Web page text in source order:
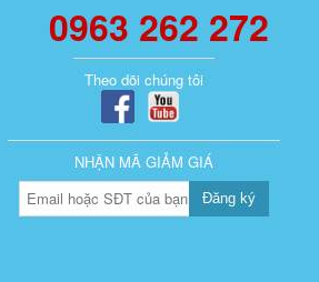
0963 262 272
Theo dõi chúng tôi
NHẬN MÃ GIẢM GIÁ
Đăng ký